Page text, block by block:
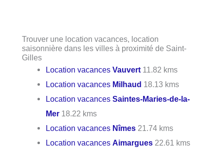
Trouver une location vacances, location
saisonnière dans les villes à proximité de Saint-
Gilles
Location vacancesVauvert 11.82 kms
Location vacances Milhaud 18.13 kms
Location vacancesSaintes-Maries-de-la-
Mer 18.22 kms
Location vacances Nîmes 21.74 kms
Location vacancesAimargues 22.61 kms